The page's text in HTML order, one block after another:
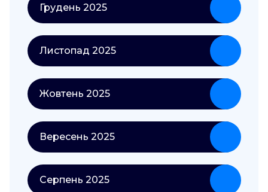
Грудень 2025
Листопад 2025
Жовтень 2025
Вересень 2025
Серпень 2025